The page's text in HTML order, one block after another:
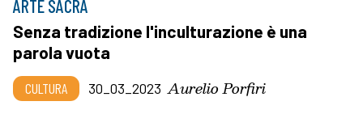
ARTE SACRA
Senza tradizione l'inculturazione è una
parola vuota
CULTURA 30_03_2023 Aurelio Porfiri